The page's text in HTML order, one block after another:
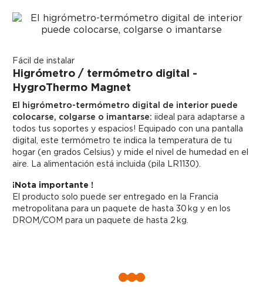
Fácil de instalar
Higrómetro / termómetro digital -
HygroThermo Magnet
El higrómetro-termómetro digital de interior puede
colocarse, colgarse o imantarse: ¡ideal para adaptarse a
todos tus soportes y espacios! Equipado con una pantalla
digital, este termómetro te indica la temperatura de tu
hogar (en grados Celsius) y mide el nivel de humedad en el
aire. La alimentación está incluida (pila LR1130).
¡Nota importante !
El producto solo puede ser entregado en la Francia
metropolitana para un paquete de hasta 30 kg y en los
DROM/COM para un paquete de hasta 2 kg.